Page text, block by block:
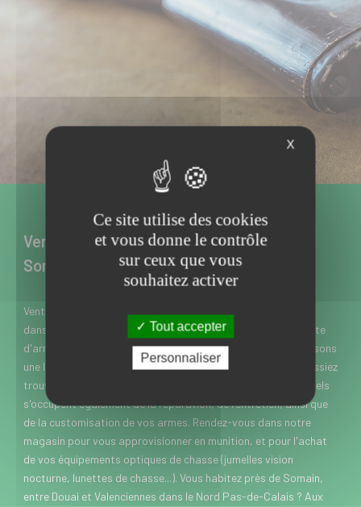
Vente d’armes neuves et d’occasion à
Somain dans le Nord
Vente d’armes neuves et d’occasion à Somain près de Douai
dans le Nord, l’Armurerie Meresse est spécialisée dans la vente
d'armes de chasse, de loisir et de défense. Nous vous proposons
une large gamme de marques et modèles, pour que vous puissiez
trouver rapidement chaussure à votre pied. Nos professionnels
s'occupent également de la réparation, de l'entretien, ainsi que
de la customisation de vos armes. Rendez-vous dans notre
magasin pour vous approvisionner en munition, et pour l'achat
de vos équipements optiques de chasse (jumelles vision
nocturne, lunettes de chasse...). Vous habitez près de Somain,
entre Douai et Valenciennes dans le Nord Pas-de-Calais ? Aux
X
Ce site utilise des cookies
et vous donne le contrôle
sur ceux que vous
souhaitez activer
Tout accepter
Personnaliser